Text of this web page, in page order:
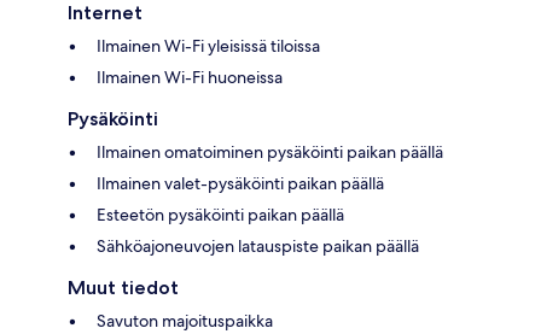
Internet
Ilmainen Wi-Fi yleisissä tiloissa
Ilmainen Wi-Fi huoneissa
Pysäköinti
Ilmainen omatoiminen pysäköinti paikan päällä
Ilmainen valet-pysäköinti paikan päällä
Esteetön pysäköinti paikan päällä
Sähköajoneuvojen latauspiste paikan päällä
Muut tiedot
Savuton majoituspaikka